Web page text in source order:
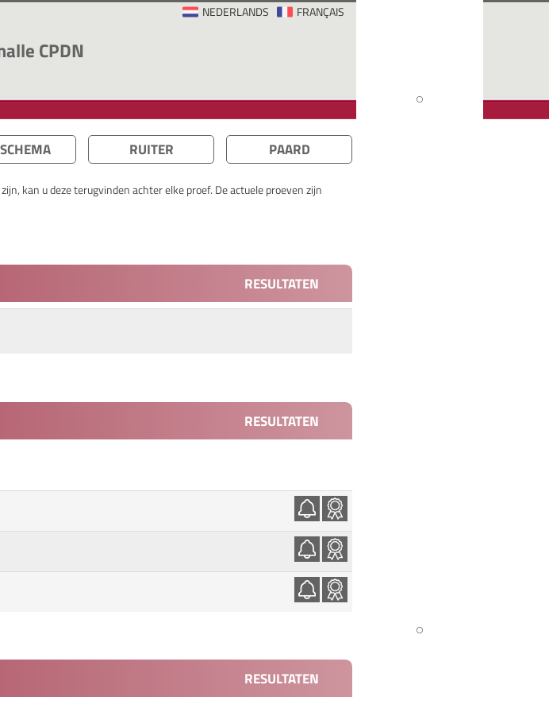
FRANÇAIS
NEDERLANDS
CPDN
RUITER PAARD
kan u deze terugvinden achter elke proef. De actuele proeven zijn
RESULTATEN
RESULTATEN
RESULTATEN